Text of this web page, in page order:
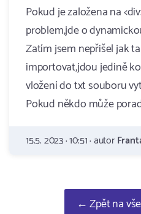
Pokud je založena na
problem,jde o
Zatím jsem nepřišel jak
importovat,jdou jedině
vložení do txt souboru
Pokud někdo může
15.5. 2023 · 10:51 · autor
← Zpět na